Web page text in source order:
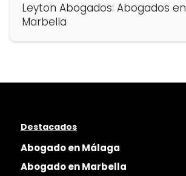
Leyton Abogados: Abogados en
Marbella
Destacados
Abogado en Málaga
Abogado en Marbella